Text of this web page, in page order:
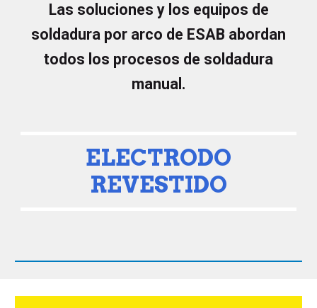
Las soluciones y los equipos de
soldadura por arco de ESAB abordan
todos los procesos de soldadura
manual.
ELECTRODO
REVESTIDO